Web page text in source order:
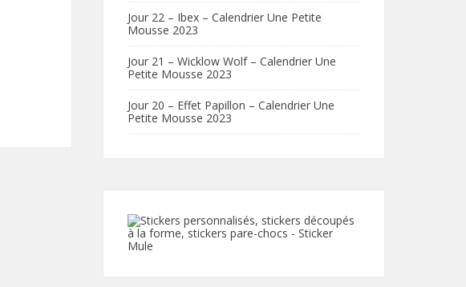
Jour 22 – Ibex – Calendrier Une Petite
Mousse 2023
Jour 21 – Wicklow Wolf – Calendrier Une
Petite Mousse 2023
Jour 20 – Effet Papillon – Calendrier Une
Petite Mousse 2023